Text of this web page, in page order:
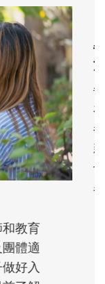
「水」
了！不論
浪尋寶，